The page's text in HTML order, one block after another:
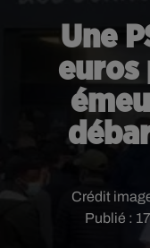
Une
euros
Publié :
Crédit